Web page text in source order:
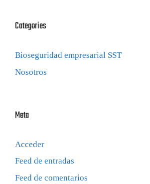
Categories
Bioseguridad empresarial SST
Nosotros
Meta
Acceder
Feed de entradas
Feed de comentarios